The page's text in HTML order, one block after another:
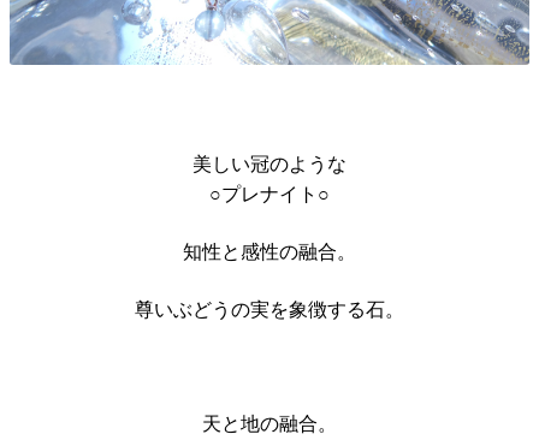
美しい冠のような
○プレナイト○
知性と感性の融合。
尊いぶどうの実を象徴する石。
天と地の融合。